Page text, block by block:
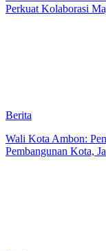
Perkuat Kolaborasi
Berita
Wali Kota Ambon:
Pembangunan Kota,